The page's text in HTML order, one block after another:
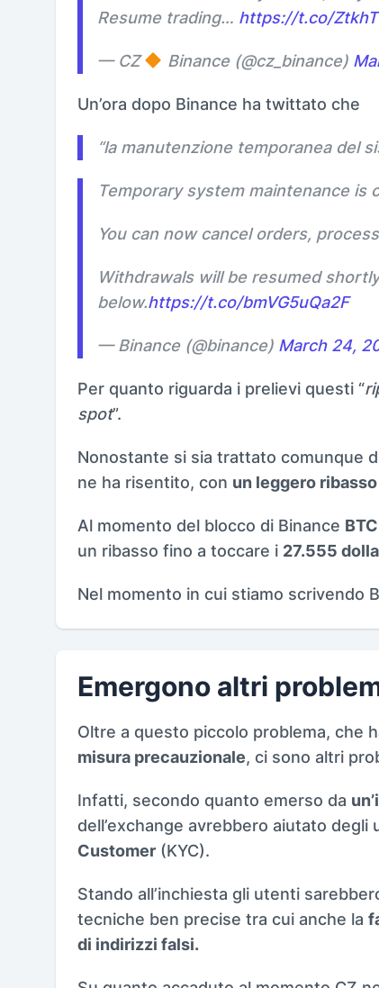
Resume trading… https://t.co/
— CZ Binance (@cz_binance)
Un’ora dopo Binance ha twittato che
“la manutenzione temporanea del
Temporary system maintenance is
You can now cancel orders,
Withdrawals will be resumed
below.https://t.co/bmVG5uQa2F
— Binance (@binance) March 24,
Per quanto riguarda i prelievi questi “
spot”.
Nonostante si sia trattato comunque
ne ha risentito, con un leggero ribasso
Al momento del blocco di Binance
un ribasso fino a toccare i 27.555
Nel momento in cui stiamo scrivendo
Emergono altri
Oltre a questo piccolo problema, che
misura precauzionale, ci sono altri
Infatti, secondo quanto emerso da
dell’exchange avrebbero aiutato degli
Customer (KYC).
Stando all’inchiesta gli utenti
tecniche ben precise tra cui anche la
di indirizzi falsi.